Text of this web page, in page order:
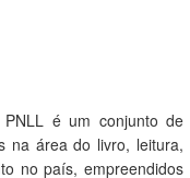
PNLL é um conjunto de
na área do livro, leitura,
no país, empreendidos